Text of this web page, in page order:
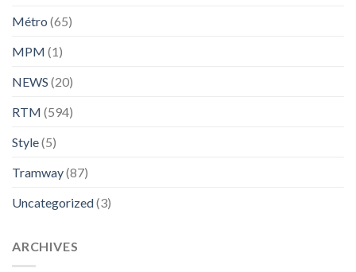
Métro (65)
MPM (1)
NEWS (20)
RTM (594)
Style(5)
Tramway(87)
Uncategorized(3)
ARCHIVES